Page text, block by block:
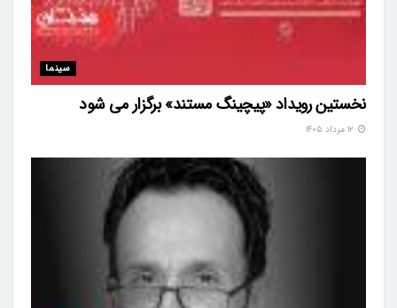
سینما
نخستین رویداد «پیچینگ مستند» برگزار می شود